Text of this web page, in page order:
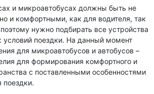
и микроавтобусах должны быть не
и комфортными, как для водителя, так
нужно подбирать все устройства
условий поездки. На данный момент
для микроавтобусов и автобусов –
для формирования комфортного и
с поставленными особенностями
поездки.